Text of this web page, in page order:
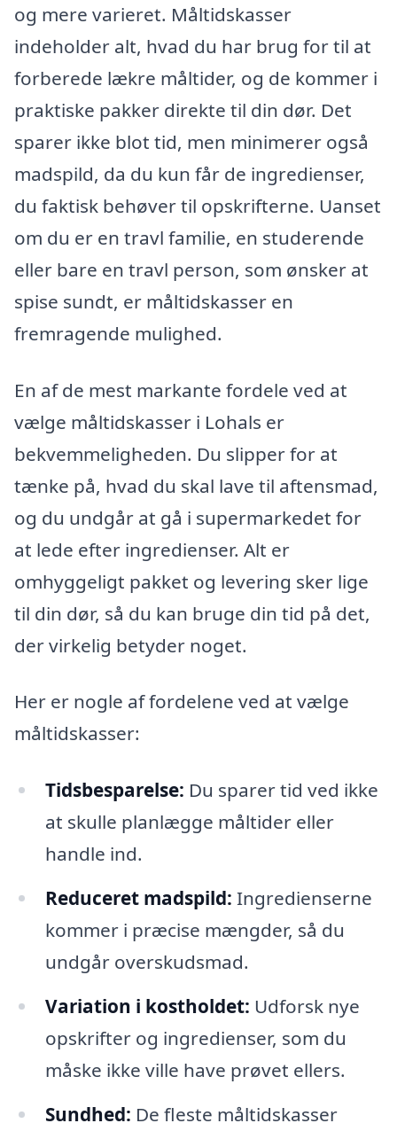
og mere varieret. Måltidskasser
indeholder alt, hvad du har brug for til at
forberede lækre måltider, og de kommer i
praktiske pakker direkte til din dør. Det
sparer ikke blot tid, men minimerer også
madspild, da du kun får de ingredienser,
du faktisk behøver til opskrifterne. Uanset
om du er en travl familie, en studerende
eller bare en travl person, som ønsker at
spise sundt, er måltidskasser en
fremragende mulighed.
En af de mest markante fordele ved at
vælge måltidskasser i Lohals er
bekvemmeligheden. Du slipper for at
tænke på, hvad du skal lave til aftensmad,
og du undgår at gå i supermarkedet for
at lede efter ingredienser. Alt er
omhyggeligt pakket og levering sker lige
til din dør, så du kan bruge din tid på det,
der virkelig betyder noget.
Her er nogle af fordelene ved at vælge
måltidskasser:
Tidsbesparelse: Du sparer tid ved ikke
at skulle planlægge måltider eller
handle ind.
Reduceret madspild: Ingredienserne
kommer i præcise mængder, så du
undgår overskudsmad.
Variation i kostholdet: Udforsk nye
opskrifter og ingredienser, som du
måske ikke ville have prøvet ellers.
Sundhed: De fleste måltidskasser